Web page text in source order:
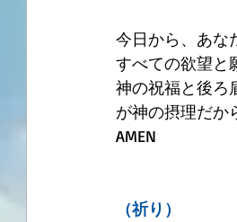
今日から、あな
すべての欲望と
神の祝福と後ろ
が神の摂理だか
AMEN
（祈り）